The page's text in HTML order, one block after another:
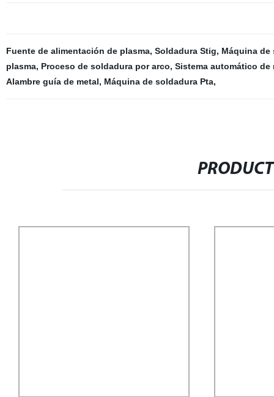
Fuente de alimentación de plasma, Soldadura Stig, Máquina de
plasma, Proceso de soldadura por arco, Sistema automático de
Alambre guía de metal, Máquina de soldadura Pta,